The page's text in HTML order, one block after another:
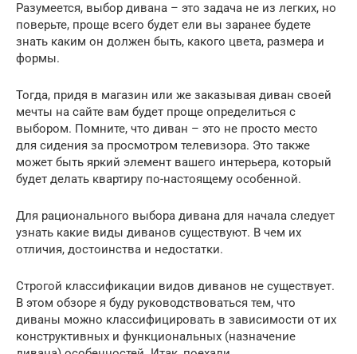
Разумеется, выбор дивана – это задача не из легких, но
поверьте, проще всего будет ели вы заранее будете
знать каким он должен быть, какого цвета, размера и
формы.
Тогда, придя в магазин или же заказывая диван своей
мечты на сайте вам будет проще определиться с
выбором. Помните, что диван – это не просто место
для сидения за просмотром телевизора. Это также
может быть яркий элемент вашего интерьера, который
будет делать квартиру по-настоящему особенной.
Для рационального выбора дивана для начала следует
узнать какие виды диванов существуют. В чем их
отличия, достоинства и недостатки.
Строгой классификации видов диванов не существует.
В этом обзоре я буду руководствоваться тем, что
диваны можно классифицировать в зависимости от их
конструктивных и функциональных (назначение